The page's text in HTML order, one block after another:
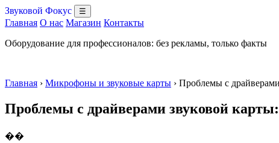
Звуковой Фокус ☰
Главная О нас Магазин Контакты
Оборудование для профессионалов: без рекламы, только факты
Главная › Микрофоны и звуковые карты › Проблемы с
Проблемы с драйверами звуковой
��